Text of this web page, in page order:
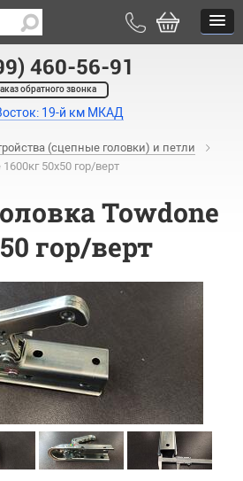
460-56-91
обратного звонка
19-й км МКАД
(сцепные головки) и петли
50х50 гор/верт
Towdone
гор/верт